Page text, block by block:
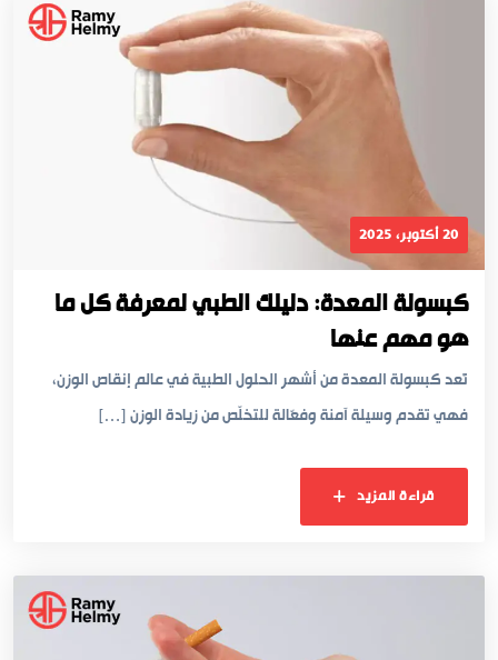
20 أكتوبر، 2025
كبسولة المعدة: دليلك الطبي لمعرفة كل ما
هو مهم عنها
تُعد كبسولة المعدة من أشهر الحلول الطبية في عالم إنقاص الوزن،
فهي تقدم وسيلة آمنة وفعّالة للتخلّص من زيادة الوزن […]
قراءة المزيد